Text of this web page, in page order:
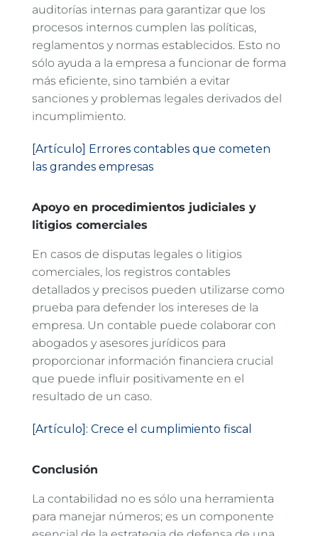
auditorías internas para garantizar que los
procesos internos cumplen las políticas,
reglamentos y normas establecidos. Esto no
sólo ayuda a la empresa a funcionar de forma
más eficiente, sino también a evitar
sanciones y problemas legales derivados del
incumplimiento.
[Artículo] Errores contables que cometen
las grandes empresas
Apoyo en procedimientos judiciales y
litigios comerciales
En casos de disputas legales o litigios
comerciales, los registros contables
detallados y precisos pueden utilizarse como
prueba para defender los intereses de la
empresa. Un contable puede colaborar con
abogados y asesores jurídicos para
proporcionar información financiera crucial
que puede influir positivamente en el
resultado de un caso.
[Artículo]: Crece el cumplimiento fiscal
Conclusión
La contabilidad no es sólo una herramienta
para manejar números; es un componente